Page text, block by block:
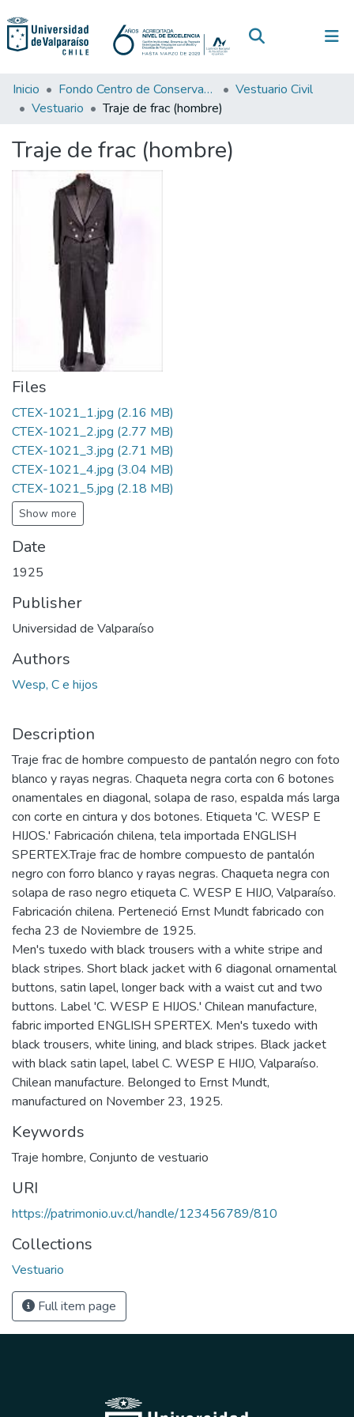
(current)
Communities & Collections
Statistics
Inicio Fondo Centro de Conservación de Textiles
Vestuario Civil
Vestuario
Traje de frac (hombre)
Traje de frac (hombre)
Files
CTEX-1021_1.jpg (2.16 MB)
CTEX-1021_2.jpg (2.77 MB)
CTEX-1021_3.jpg (2.71 MB)
CTEX-1021_4.jpg (3.04 MB)
CTEX-1021_5.jpg (2.18 MB)
Show more
Date
1925
Publisher
Universidad de Valparaíso
Authors
Wesp, C e hijos
Description
Traje frac de hombre compuesto de pantalón negro con foto
blanco y rayas negras. Chaqueta negra corta con 6 botones
onamentales en diagonal, solapa de raso, espalda más larga
con corte en cintura y dos botones. Etiqueta 'C. WESP E
HIJOS.' Fabricación chilena, tela importada ENGLISH
SPERTEX.Traje frac de hombre compuesto de pantalón
negro con forro blanco y rayas negras. Chaqueta negra con
solapa de raso negro etiqueta C. WESP E HIJO, Valparaíso.
Fabricación chilena. Perteneció Ernst Mundt fabricado con
fecha 23 de Noviembre de 1925.
Men's tuxedo with black trousers with a white stripe and
black stripes. Short black jacket with 6 diagonal ornamental
buttons, satin lapel, longer back with a waist cut and two
buttons. Label 'C. WESP E HIJOS.' Chilean manufacture,
fabric imported ENGLISH SPERTEX. Men's tuxedo with
black trousers, white lining, and black stripes. Black jacket
with black satin lapel, label C. WESP E HIJO, Valparaíso.
Chilean manufacture. Belonged to Ernst Mundt,
manufactured on November 23, 1925.
Keywords
Traje hombre, Conjunto de vestuario
URI
https://patrimonio.uv.cl/handle/123456789/810
Collections
Vestuario
Full item page